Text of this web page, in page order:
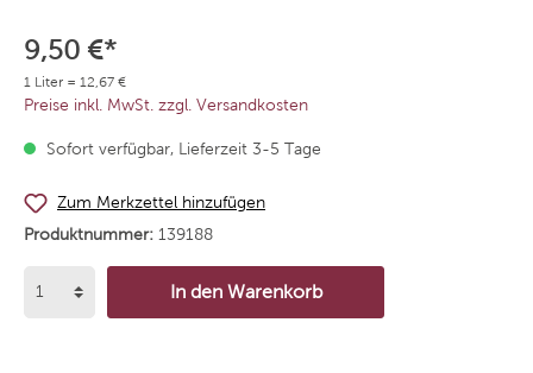
9,50 €*
1 Liter = 12,67 €
Preise inkl. MwSt. zzgl. Versandkosten
Sofort verfügbar, Lieferzeit 3-5 Tage
Zum Merkzettel hinzufügen
Produktnummer: 139188
In den Warenkorb